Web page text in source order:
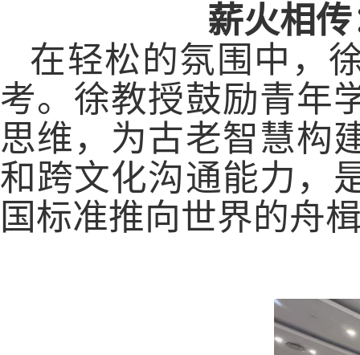
薪火相
在轻松的氛围中，
考。徐教授鼓励青年
思维，为古老智慧构
和跨文化沟通能力，
国标准推向世界的舟